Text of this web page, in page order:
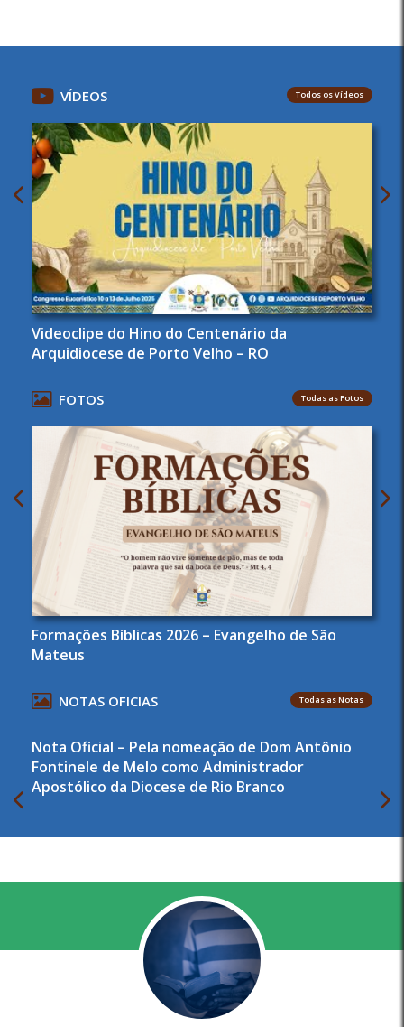
VÍDEOS Todos os Vídeos
Videoclipe do Hino do Centenário da
Arquidiocese de Porto Velho – RO
FOTOS Todas as Fotos
Formações Bíblicas 2026 – Evangelho de São
Mateus
NOTAS OFICIAS Todas as Notas
Nota Oficial – Pela nomeação de Dom Antônio
Fontinele de Melo como Administrador
Apostólico da Diocese de Rio Branco